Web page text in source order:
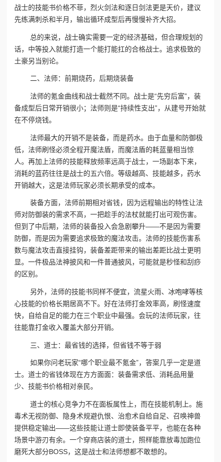
战士的技能书价格不菲，烈火剑法和逐日剑法更是天价，建议
先练满刺杀和半月，输出循环成型后再慢慢补齐大招。
总的来说，战士确实需要一定的经济基础，但合理规划的
话，中等投入就能打造一个能打能扛的合格战士。追求极致的
土豪另当别论。
二、法师：前期烧药，后期烧装备
法师的氪金曲线和战士截然不同。战士是“先穷后富”，装
备成型后日常开销很小；法师则是“持续性支出”，从建号开始就
在不停烧钱。
法师最大的开销不是装备，而是药水。由于血量和防御极
低，法师刷怪必须全程开魔法盾，而魔法盾的耗蓝量相当惊
人。再加上法师的技能释放频率远高于战士，一场副本下来，
消耗的蓝药往往是战士的五六倍。等级越高、技能越多，药水
开销越大，这是法师玩家必须长期承受的成本。
装备方面，法师前期相对省钱，因为远程输出的特性让法
师对防御装的需求不高，一把趁手的法杖就能打出可观伤害。
但到了中后期，法师的装备投入会急剧攀升——不是因为需要
防御，而是因为需要追求极致的魔法攻击。法师的技能伤害系
数与魔法攻击直接挂钩，装备差距带来的输出差距比战士更明
显。一件极品法神披风和一件普通披风，可能就是秒怪和刮痧
的区别。
另外，法师的技能书同样不便宜，流星火雨、冰咆哮等核
心技能的价格长期居高不下。好在法师打金效率高，刷怪速度
快，自给自足的能力在三个职业中最强。会玩的法师玩家，往
往能靠打金收入覆盖大部分开销。
三、道士：最省钱的选择，但省钱不等于弱
如果你问老玩家“哪个职业最不氪金”，答案几乎一定是道
士。道士的省钱体现在方方面面：装备需求低、消耗品用量
少、技能书价格相对亲民。
道士的核心竞争力不在面板属性上，而在技能机制上。施
毒术无视防御、隐身术规避仇恨、治愈术自给自足、召唤神兽
提供稳定输出——这些技能让道士即使装备平平，也能在各种
场景中游刃有余。一个穿商店装的道士，照样能靠放毒加跑位
磨死大部分BOSS，这是战士和法师想都不敢想的。